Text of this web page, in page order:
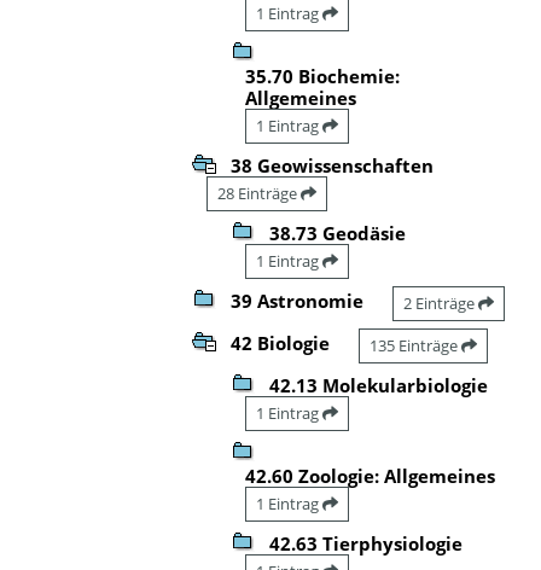
1 Eintrag
35.70 Biochemie:
Allgemeines
1 Eintrag
38 Geowissenschaften
28 Einträge
38.73 Geodäsie
1 Eintrag
39 Astronomie 2 Einträge
42 Biologie 135 Einträge
42.13 Molekularbiologie
1 Eintrag
42.60 Zoologie: Allgemeines
1 Eintrag
42.63 Tierphysiologie